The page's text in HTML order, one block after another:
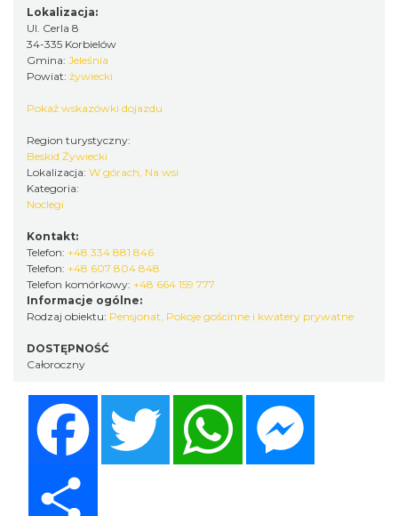
Lokalizacja:
Ul. Cerla 8
34-335 Korbielów
Gmina: Jeleśnia
Powiat: żywiecki
Pokaż wskazówki dojazdu
Region turystyczny:
Beskid Żywiecki
Lokalizacja: W górach, Na wsi
Kategoria:
Noclegi
Kontakt:
Telefon: +48 334 881 846
Telefon: +48 607 804 848
Telefon komórkowy: +48 664 159 777
Informacje ogólne:
Rodzaj obiektu: Pensjonat, Pokoje gościnne i kwatery prywatne
DOSTĘPNOŚĆ
Całoroczny
Twitter WhatsApp